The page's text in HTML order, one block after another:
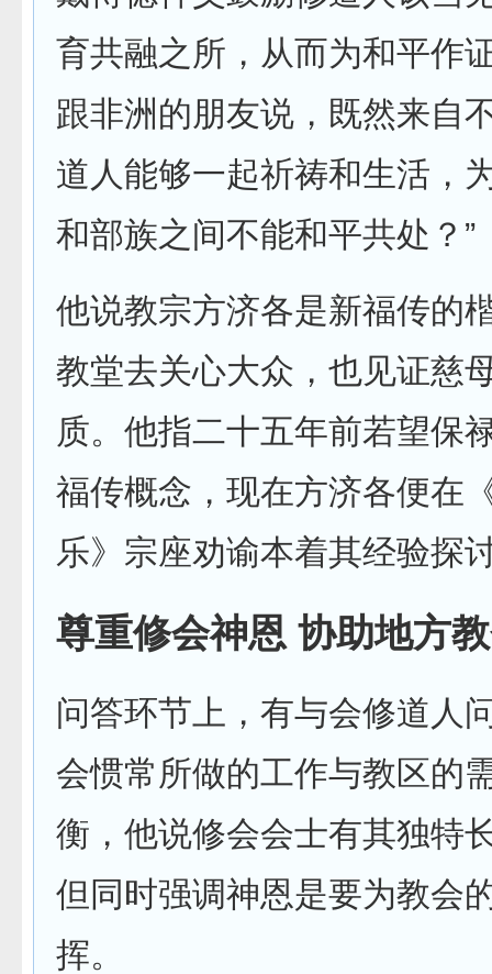
育共融之所，从而为和平作
跟非洲的朋友说，既然来自
道人能够一起祈祷和生活，
和部族之间不能和平共处？”
他说教宗方济各是新福传的
教堂去关心大众，也见证慈
质。他指二十五年前若望保
福传概念，现在方济各便在
乐》宗座劝谕本着其经验探
尊重修会神恩 协助地方
问答环节上，有与会修道人
会惯常所做的工作与教区的
衡，他说修会会士有其独特
但同时强调神恩是要为教会
挥。